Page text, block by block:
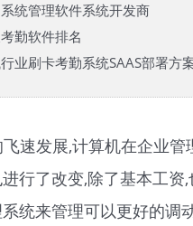
统管理软件系统开发商
勤软件排名
业刷卡考勤系统SAAS部署方
速发展,计算机在企业
行了改变,除了基本工
统来管理可以更好的调